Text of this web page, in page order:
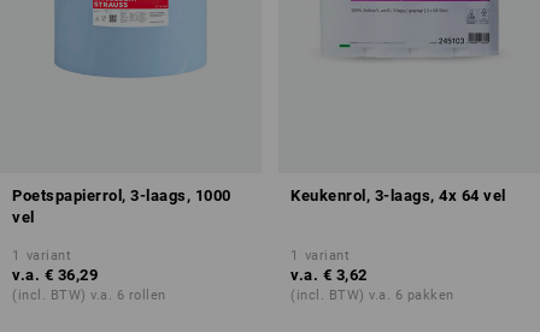
Poetspapierrol, 3-laags, 1000
vel
1 variant
v.a. € 36,29
(incl. BTW) v.a. 6 rollen
Keukenrol, 3-laags, 4x 64 vel
1 variant
v.a. € 3,62
(incl. BTW) v.a. 6 pakken